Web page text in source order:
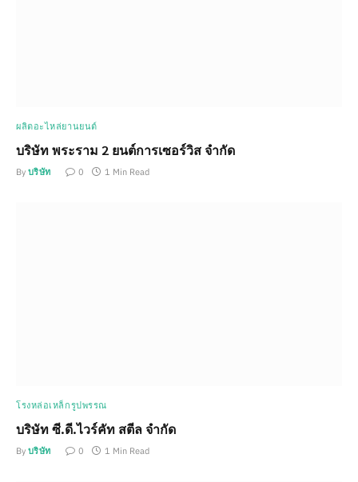
ผลิตอะไหล่ยานยนต์
บริษัท พระราม 2 ยนต์การเซอร์วิส จำกัด
By บริษัท 0 1 Min Read
โรงหล่อเหล็กรูปพรรณ
บริษัท ซี.ดี.ไวร์คัท สตีล จำกัด
By บริษัท 0 1 Min Read